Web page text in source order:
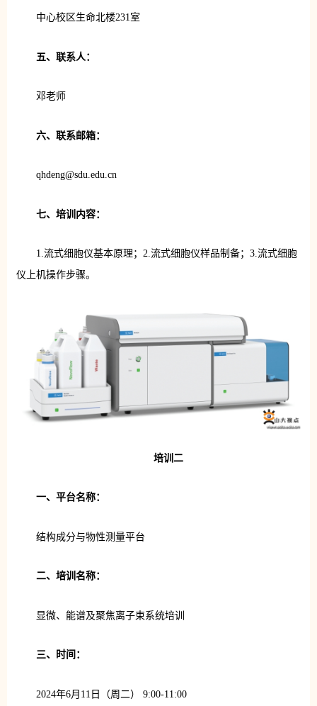
中心校区生命北楼231室
五、联系人：
邓老师
六、联系邮箱：
qhdeng@sdu.edu.cn
七、培训内容：
1.流式细胞仪基本原理；2.流式细胞仪样品制备；3.流式细胞
仪上机操作步骤。
培训二
一、平台名称：
结构成分与物性测量平台
二、培训名称：
显微、能谱及聚焦离子束系统培训
三、时间：
2024年6月11日（周二） 9:00-11:00